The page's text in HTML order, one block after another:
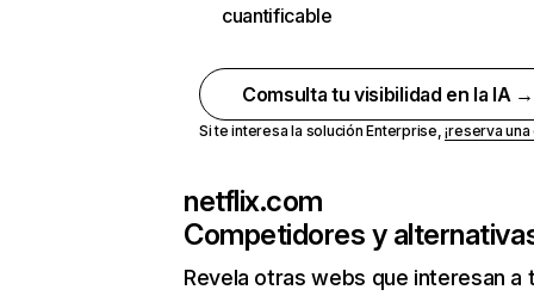
cuantificable
Comsulta tu visibilidad en la IA →
Si te interesa la solución Enterprise,¡reserva
netflix.com
Competidores y
Revela otras webs que interesan a